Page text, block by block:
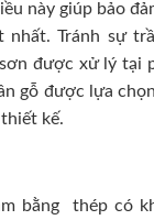
này giúp bảo
nhất. Tránh sự
được xử lý tại
gỗ được lựa
kế.
bằng thép có